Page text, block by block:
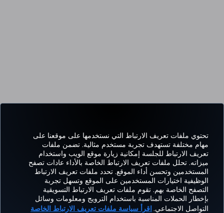
تحتوي ملفات تعريف الارتباط التي نستخدمها على موقعنا على
مهام مختلفة تستهدف تجربة مستخدم مثالية. تضمن ملفات
تعريف الارتباط للجلسة إمكانية زيارة موقع الويب واستخدام
ميزاته. تحلل ملفات تعريف الارتباط الخاصة بالأداء عادات تصفح
المستخدمين وتحسن أداء الموقع. تحدد ملفات تعريف الارتباط
الوظيفية اختيارات المستخدمين على الموقع وتسهل تجربة
التصفح الخاصة بهم. تقوم ملفات تعريف الارتباط التسويقية
بإخطار الحملات المناسبة باستخدام الترويج ومعلومات وسائل
التواصل الاجتماعي. اقرأ سياسة ملفات تعريف الارتباط الخاصة